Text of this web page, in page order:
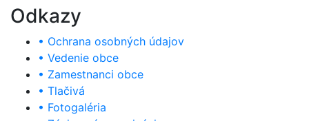
Odkazy
• Ochrana osobných údajov
• Vedenie obce
• Zamestnanci obce
• Tlačivá
• Fotogaléria